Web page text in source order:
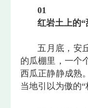
01
红岩土上的
五月底，安
的瓜棚里，一个
西瓜正静静成熟
当地引以为傲的“